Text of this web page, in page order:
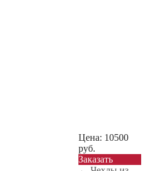
Цена: 10500
руб.
Заказать